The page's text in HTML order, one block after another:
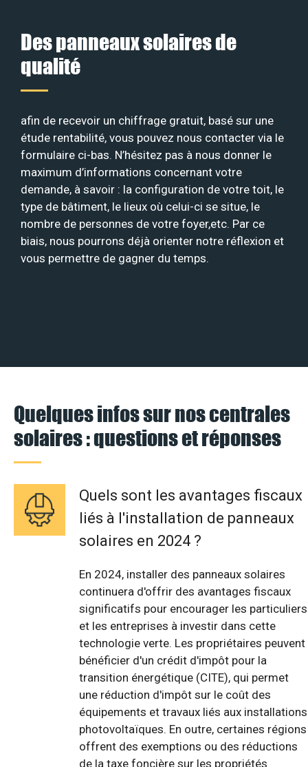
Des panneaux solaires de
qualité
afin de recevoir un chiffrage gratuit, basé sur une
étude rentabilité, vous pouvez nous contacter via le
formulaire ci-bas. N’hésitez pas à nous donner le
maximum d’informations concernant votre
demande, à savoir : la configuration de votre toit, le
type de bâtiment, le lieux où celui-ci se situe, le
nombre de personnes de votre foyer,etc. Par ce
biais, nous pourrons déjà orienter notre réflexion et
vous permettre de gagner du temps.
Quelques infos sur nos centrales
solaires : questions et réponses
Quels sont les avantages fiscaux
liés à l'installation de panneaux
solaires en 2024 ?
En 2024, installer des panneaux solaires
continuera d'offrir des avantages fiscaux
significatifs pour encourager les particuliers
et les entreprises à investir dans cette
technologie verte. Les propriétaires peuvent
bénéficier d'un crédit d'impôt pour la
transition énergétique (CITE), qui permet
une réduction d'impôt sur le coût des
équipements et travaux liés aux installations
photovoltaïques. En outre, certaines régions
offrent des exemptions ou des réductions
de la taxe foncière sur les propriétés